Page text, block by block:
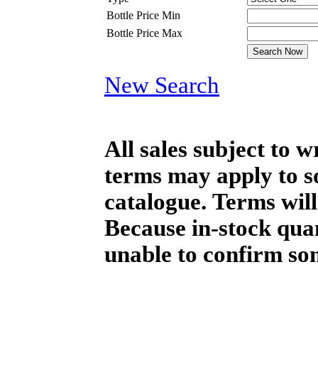
Bottle Price Min
Bottle Price Max
New Search
All sales subject to
terms may apply to
catalogue. Terms
Because in-stock
unable to confirm